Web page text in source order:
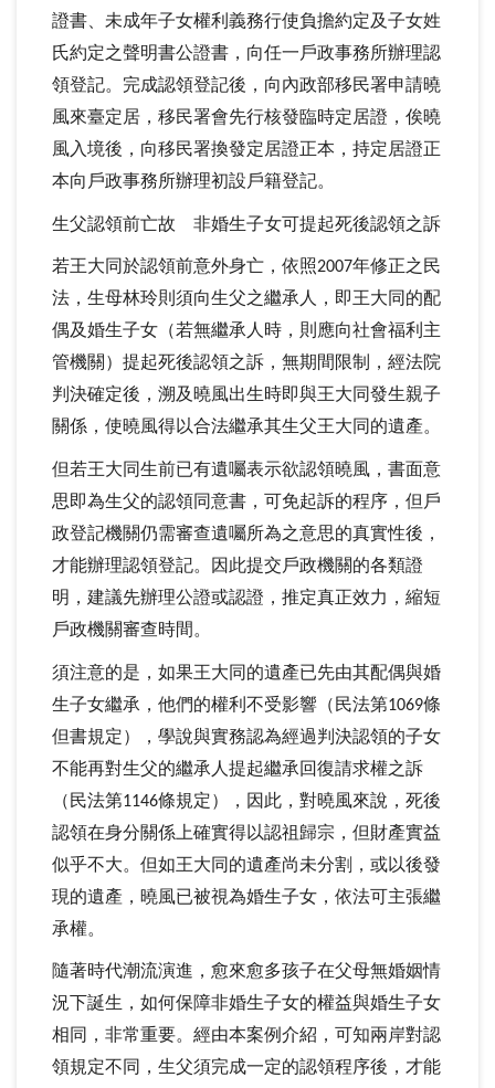
證書、未成年子女權利義務行使負擔約定及子女姓
氏約定之聲明書公證書，向任一戶政事務所辦理認
領登記。完成認領登記後，向內政部移民署申請曉
風來臺定居，移民署會先行核發臨時定居證，俟曉
風入境後，向移民署換發定居證正本，持定居證正
本向戶政事務所辦理初設戶籍登記。
生父認領前亡故 非婚生子女可提起死後認領之訴
若王大同於認領前意外身亡，依照2007年修正之民
法，生母林玲則須向生父之繼承人，即王大同的配
偶及婚生子女（若無繼承人時，則應向社會福利主
管機關）提起死後認領之訴，無期間限制，經法院
判決確定後，溯及曉風出生時即與王大同發生親子
關係，使曉風得以合法繼承其生父王大同的遺產。
但若王大同生前已有遺囑表示欲認領曉風，書面意
思即為生父的認領同意書，可免起訴的程序，但戶
政登記機關仍需審查遺囑所為之意思的真實性後，
才能辦理認領登記。因此提交戶政機關的各類證
明，建議先辦理公證或認證，推定真正效力，縮短
戶政機關審查時間。
須注意的是，如果王大同的遺產已先由其配偶與婚
生子女繼承，他們的權利不受影響（民法第1069條
但書規定），學說與實務認為經過判決認領的子女
不能再對生父的繼承人提起繼承回復請求權之訴
（民法第1146條規定），因此，對曉風來說，死後
認領在身分關係上確實得以認祖歸宗，但財產實益
似乎不大。但如王大同的遺產尚未分割，或以後發
現的遺產，曉風已被視為婚生子女，依法可主張繼
承權。
隨著時代潮流演進，愈來愈多孩子在父母無婚姻情
況下誕生，如何保障非婚生子女的權益與婚生子女
相同，非常重要。經由本案例介紹，可知兩岸對認
領規定不同，生父須完成一定的認領程序後，才能